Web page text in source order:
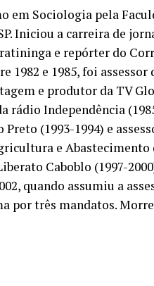
em Sociologia pela
Iniciou a carreira de
e repórter do
1982 e 1985, foi
e produtor da TV
rádio Independência
(1993-1994) e
e Abastecimento
Caboblo (1997-
quando assumiu a
por três mandatos.